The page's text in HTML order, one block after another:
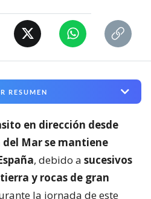
RESUMEN
en dirección desde
Mar se mantiene
, debido a sucesivos
y rocas de gran
la jornada de este